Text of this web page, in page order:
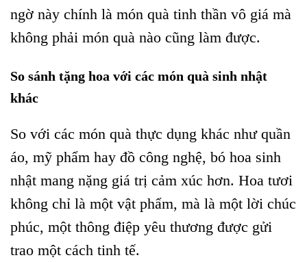
ngờ này chính là món quà tinh thần vô giá mà
không phải món quà nào cũng làm được.
So sánh tặng hoa với các món quà sinh nhật
khác
So với các món quà thực dụng khác như quần
áo, mỹ phẩm hay đồ công nghệ, bó hoa sinh
nhật mang nặng giá trị cảm xúc hơn. Hoa tươi
không chỉ là một vật phẩm, mà là một lời chúc
phúc, một thông điệp yêu thương được gửi
trao một cách tinh tế.